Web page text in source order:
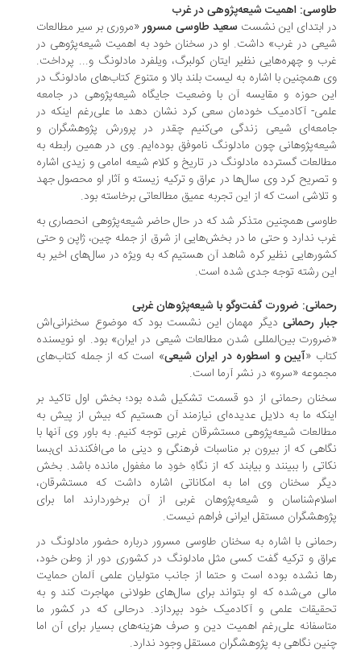
اهمیت شیعه‌پژوهی در غرب
ابتدای این نشستسعید طاوسی مسرور «مروری بر سیر مطالعات
در غرب» داشت. او در سخنان خود به اهمیت شیعه‌پژوهی در
و چهره‌هایی نظیر ایتان کولبرگ، ویلفرد مادلونگ و... پرداخت.
همچنین با اشاره به لیست بلند بالا و متنوع کتاب‌های مادلونگ در
حوزه و مقایسه آن با وضعیت جایگاه شیعه‌پژوهی در جامعه
آکادمیک خودمان سعی کرد نشان دهد ما علی‌رغم اینکه در
شیعی زندگی می‌کنیم چقدر در پرورش پژوهشگران و
چون مادلونگ ناموفق بوده‌ایم. وی در همین رابطه به
گسترده مادلونگ در تاریخ و کلام شیعه امامی و زیدی اشاره
کرد وی سال‌ها در عراق و ترکیه زیسته و آثار او محصول جهد
است که از این تجربه عمیق مطالعاتی برخاسته بود.
همچنین متذکر شد که در حال حاضر شیعه‌پژوهی انحصاری به
ندارد و حتی ما در بخش‌هایی از شرق از جمله چین، ژاپن و حتی
نظیر کره شاهد آن هستیم که به ویژه در سال‌های اخیر به
رشته توجه جدی شده است.
ضرورت گفت‌وگو با شیعه‌پژوهان غربی
رحمانی دیگر مهمان این نشست بود که موضوع سخنرانی‌اش
بین‌المللی شدن مطالعات شیعی در ایران» بود. او نویسنده
آیین و اسطوره در ایران شیعی » است که از جمله کتاب‌های
«سرو» در نشر آرما است.
رحمانی از دو قسمت تشکیل شده بود؛ بخش اول تاکید بر
ما به دلایل عدیده‌ای نیازمند آن هستیم که بیش از پیش به
شیعه‌پژوهی مستشرقان غربی توجه کنیم. به باور وی آنها با
که از بیرون بر مناسبات فرهنگی و دینی ما می‌افکندند ای‌بسا
را ببینند و بیابند که از نگاهِ خودِ ما مغفول مانده باشد. بخش
سخنان وی اما به امکاناتی اشاره داشت که مستشرقان،
و شیعه‌پژوهان غربی از آن برخوردارند اما برای
مستقل ایرانی فراهم نیست.
با اشاره به سخنان طاوسی مسرور درباره حضور مادلونگ در
و ترکیه گفت کسی مثل مادلونگ در کشوری دور از وطن خود،
نشده بوده است و حتما از جانب متولیان علمی آلمان حمایت
می‌شده که او بتواند برای سال‌های طولانی مهاجرت کند و به
علمی و آکادمیک خود بپردازد. درحالی که در کشور ما
علی‌رغم اهمیت دین و صرف هزینه‌های بسیار برای آن اما
نگاهی به پژوهشگران مستقل وجود ندارد.